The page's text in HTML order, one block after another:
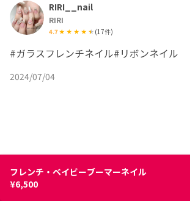
RIRI__nail
RIRI
4.7 (17件)
#ガラスフレンチネイル#リボンネイル
2024/07/04
フレンチ・ベイビーブーマーネイル
¥6,500